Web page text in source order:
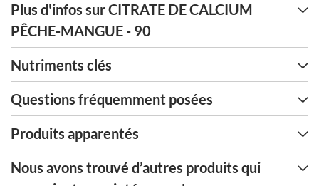
Plus d'infos sur CITRATE DE CALCIUM
PÊCHE-MANGUE - 90
Nutriments clés
Questions fréquemment posées
Produits apparentés
Nous avons trouvé d’autres produits qui